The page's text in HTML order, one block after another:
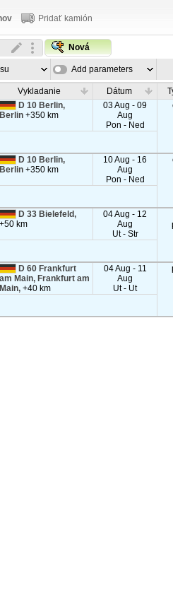
Pridať kamión
Nová
Add parameters
Vykladanie Dátum
D 10 Berlin,
Berlin+350 km
03 Aug - 09
Aug
Pon - Ned
D 10 Berlin,
Berlin+350 km
10 Aug - 16
Aug
Pon - Ned
D 33 Bielefeld,
+50 km
04 Aug - 12
Aug
Ut - Str
D 60 Frankfurt
am Main, Frankfurt am
Main,+40 km
04 Aug - 11
Aug
Ut - Ut